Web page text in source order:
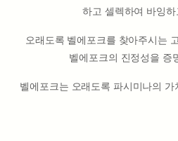
하고 셀렉하여 바잉하
오래도록 벨에포크를 찾아주시는
벨에포크의 진정성을 증
벨에포크는 오래도록 파시미나의